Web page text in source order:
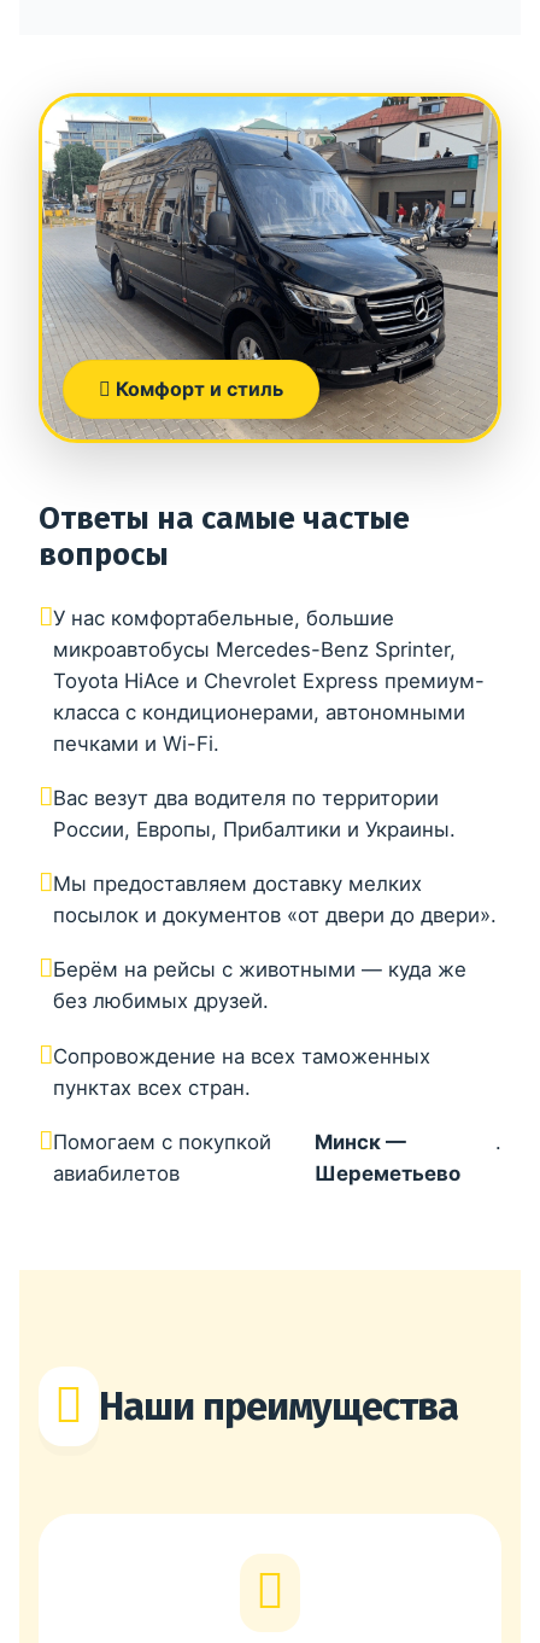
Комфорт и стиль
Ответы на самые частые
вопросы
У нас комфортабельные, большие
микроавтобусы Mercedes-Benz Sprinter,
Toyota HiAce и Chevrolet Express премиум-
класса с кондиционерами, автономными
печками и Wi-Fi.
Вас везут два водителя по территории
России, Европы, Прибалтики и Украины.
Мы предоставляем доставку мелких
посылок и документов «от двери до двери».
Берём на рейсы с животными — куда же
без любимых друзей.
Сопровождение на всех таможенных
пунктах всех стран.
Помогаем с покупкой
авиабилетов
Минск —
Шереметьево
.
Наши преимущества